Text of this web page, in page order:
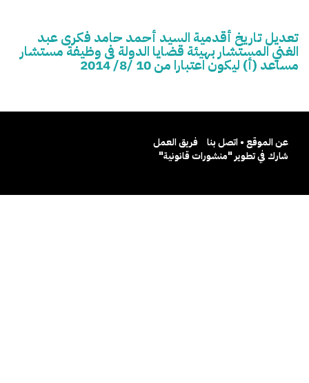
تعديل تاريخ أقدمية السيد أحمد حامد فكرى عبد
الغني المستشار بهيئة قضايا الدولة فى وظيفة مستشار
مساعد (أ) ليكون اعتبارا من 10 /8/ 2014
عن الموقع • اتصل بنا
فريق العمل
شارك في تطوير "منشورات قانونية"